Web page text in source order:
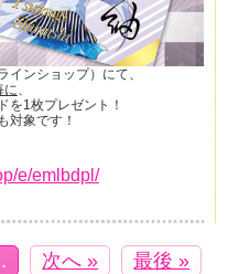
ンショップ）にて、
に、
を1枚プレゼント！
対象です！
e/emlbdpl/
次へ » 最後 »